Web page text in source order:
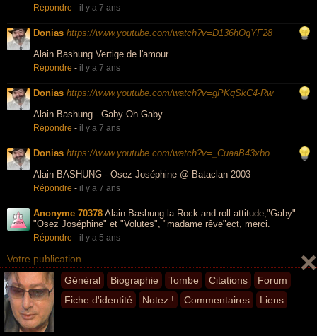
Général Biographie Tombe Citations
Forum
Fiche d'identité
Notez ! Commentaires Liens
Répondre - il y a 7 ans
Donias https://www.youtube.com/watch?v=D136hOqYF28
Alain Bashung Vertige de l'amour
Répondre - il y a 7 ans
Donias https://www.youtube.com/watch?v=gPKqSkC4-Rw
Alain Bashung - Gaby Oh Gaby
Répondre - il y a 7 ans
Donias https://www.youtube.com/watch?v=_CuaaB43xbo
Alain BASHUNG - Osez Joséphine @ Bataclan 2003
Répondre - il y a 7 ans
Anonyme 70378 Alain Bashung la Rock and roll attitude,"Gaby"
"Osez Joséphine" et "Volutes", "madame rêve"ect, merci.
Répondre - il y a 5 ans
Votre publication...
Liens